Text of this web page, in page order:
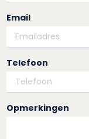
Email
Telefoon
Opmerkingen